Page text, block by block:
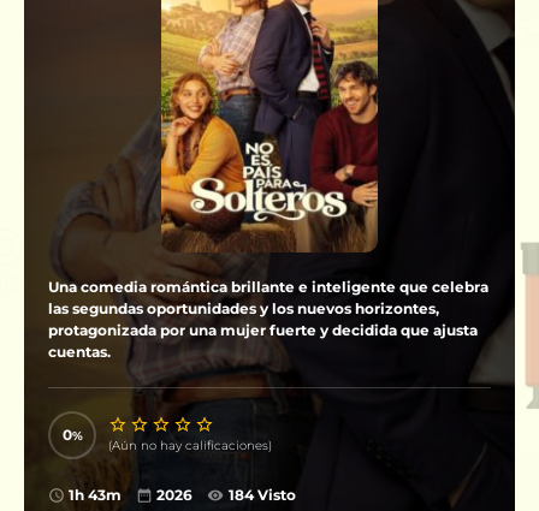
Una comedia romántica brillante e inteligente que celebra
las segundas oportunidades y los nuevos horizontes,
protagonizada por una mujer fuerte y decidida que ajusta
cuentas.
0
(Aún no hay calificaciones)
1h 43m 2026 184 Visto